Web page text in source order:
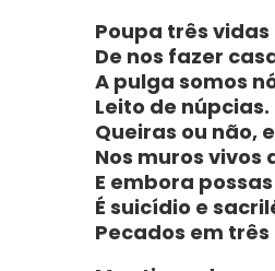
Poupa três
De nos fazer
A pulga somos
Leito de
Queiras ou não,
Nos muros vivos
E embora
É suicídio e
Pecados em